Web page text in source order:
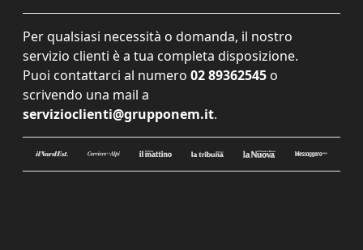
Per qualsiasi necessità o domanda, il nostro
servizio clienti è a tua completa disposizione.
Puoi contattarci al numero 02 89362545 o
scrivendo una mail a
servizioclienti@grupponem.it.